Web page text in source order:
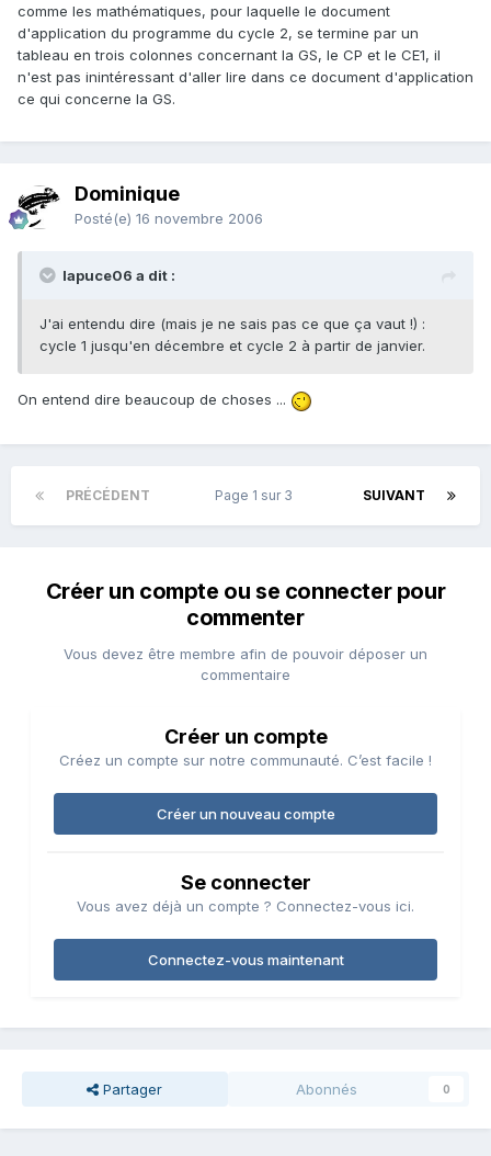
comme les mathématiques, pour laquelle le document
d'application du programme du cycle 2, se termine par un
tableau en trois colonnes concernant la GS, le CP et le CE1, il
n'est pas inintéressant d'aller lire dans ce document d'application
ce qui concerne la GS.
Dominique
Posté(e) 16 novembre 2006
lapuce06 a dit :
J'ai entendu dire (mais je ne sais pas ce que ça vaut !) :
cycle 1 jusqu'en décembre et cycle 2 à partir de janvier.
On entend dire beaucoup de choses ...
PRÉCÉDENT SUIVANT
Page 1 sur 3
Créer un compte ou se connecter pour
commenter
Vous devez être membre afin de pouvoir déposer un
commentaire
Créer un compte
Créez un compte sur notre communauté. C’est facile !
Créer un nouveau compte
Se connecter
Vous avez déjà un compte ? Connectez-vous ici.
Connectez-vous maintenant
Partager Abonnés 0